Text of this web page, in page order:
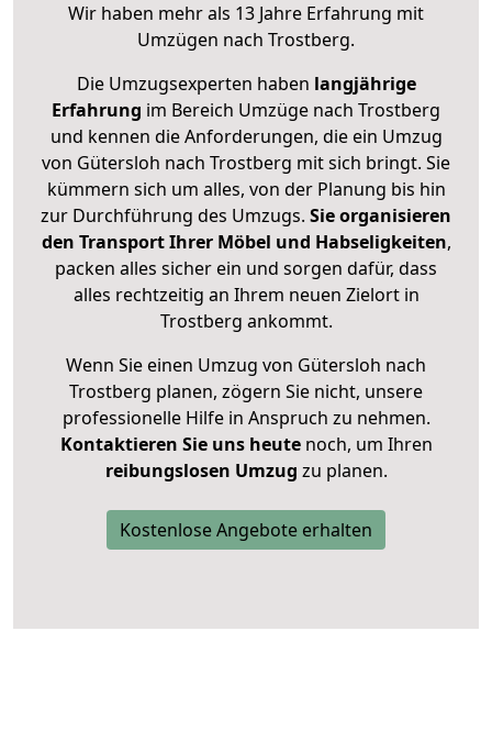
Wir haben mehr als 13 Jahre Erfahrung mit
Umzügen nach Trostberg.
Die Umzugsexperten haben langjährige
Erfahrung im Bereich Umzüge nach Trostberg
und kennen die Anforderungen, die ein Umzug
von Gütersloh nach Trostberg mit sich bringt. Sie
kümmern sich um alles, von der Planung bis hin
zur Durchführung des Umzugs. Sie organisieren
den Transport Ihrer Möbel und Habseligkeiten,
packen alles sicher ein und sorgen dafür, dass
alles rechtzeitig an Ihrem neuen Zielort in
Trostberg ankommt.
Wenn Sie einen Umzug von Gütersloh nach
Trostberg planen, zögern Sie nicht, unsere
professionelle Hilfe in Anspruch zu nehmen.
Kontaktieren Sie uns heutenoch, um Ihren
reibungslosen Umzug zu planen.
Kostenlose Angebote erhalten